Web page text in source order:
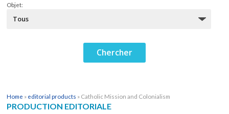
Objet:
Home » editorial products » Catholic Mission and Colonialism
PRODUCTION EDITORIALE